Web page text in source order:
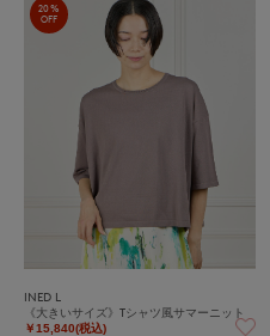
20%
OFF
INED L
《大きいサイズ》Tシャツ風サマーニット
￥15,840(税込)